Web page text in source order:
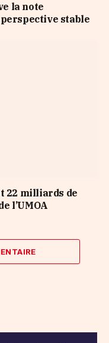
la note
perspective stable
22 milliards de
l’UMOA